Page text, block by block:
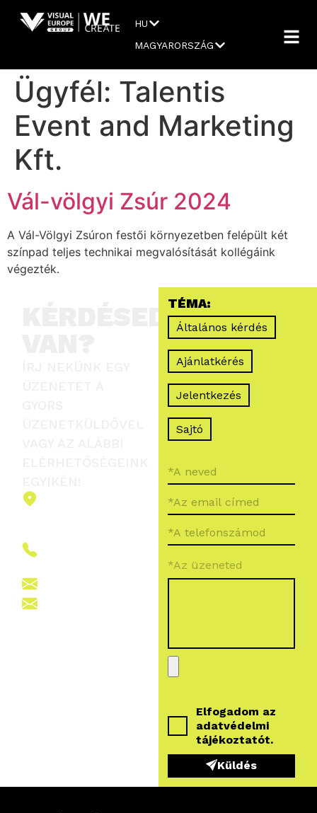
HU
MAGYARORSZÁG
Ügyfél: Talentis
Event and Marketing
Kft.
Vál-völgyi Zsúr 2024
A Vál-Völgyi Zsúron festői környezetben felépült két
színpad teljes technikai megvalósítását kollégáink
végezték.
TÉMA:
Általános kérdés
Ajánlatkérés
Jelentkezés
Sajtó
*Az üzeneted
Elfogadom az
adatvédelmi
tájékoztatót.
Küldés